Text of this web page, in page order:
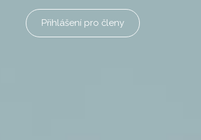
Přihlášení pro členy